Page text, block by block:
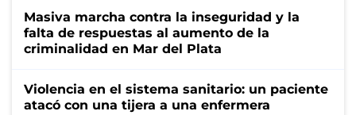
Masiva marcha contra la inseguridad y la
falta de respuestas al aumento de la
criminalidad en Mar del Plata
Violencia en el sistema sanitario: un paciente
atacó con una tijera a una enfermera